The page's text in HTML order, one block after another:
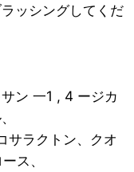
ッシングしてくだ
ン 一1 , 4 ージカ
サラクトン、クオ
ス、